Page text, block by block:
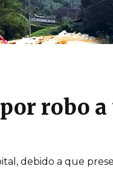
robo
debido a que